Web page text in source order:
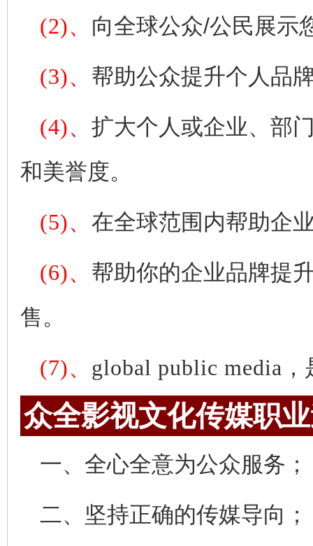
(2)、 向全球公众/公民展示
(3)、 帮助公众提升个人品
(4)、 扩大个人或企业、部
和美誉度。
(5)、 在全球范围内帮助企
(6)、 帮助你的企业品牌提
售。
(7)、 global public media
众全影视文化传媒职
一、全心全意为公众服务；
二、坚持正确的传媒导向；